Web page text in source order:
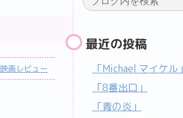
映画レビュー
最近の投稿
「Michael マイケル」
「8番出口」
「青の炎」